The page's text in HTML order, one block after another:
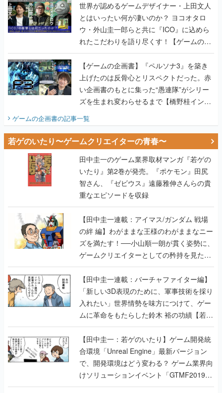
世界が認めるゲームデザイナー・上田文人
とはいったい何が凄いのか？ ヨコオタロ
ウ・外山圭一郎らと共に『ICO』に込めら
れたこだわりを語り尽くす！【ゲームの企
画書】
【ゲームの企画書】『ペルソナ3』を築き
上げたのは反骨心とリスペクトだった。赤
い企画書のもとに集った“愚連隊”がシリー
ズを生まれ変わらせるまで【橋野桂インタ
ビュー】
ゲームの企画書の記事一覧
若ゲのいたり〜ゲームクリエイターの青春〜
田中圭一のゲーム業界取材マンガ『若ゲの
いたり』第2巻が発売。『ポケモン』田尻
智さん、『ゼビウス』遠藤雅伸さんらの貴
重なエピソードを収録
【田中圭一連載：アイマス/ガンダム 戦場
の絆 編】わがままな王様のわがままなニー
ズを満たす！──小山順一朗が貫く姿勢に、
ゲームクリエイターとしての矜持を見た
【若ゲのいたり最終回】
【田中圭一連載：バーチャファイター編】
「新しい3D表現のために、軍事技術を採り
入れたい」世界情勢を味方につけて、ゲー
ムに革命をもたらした鈴木 裕の功績【若ゲ
のいたり】
【田中圭一：若ゲのいたり】ゲーム開発統
合環境「Unreal Engine」最新バージョン
で、開発環境はどう変わる？ ゲーム業界向
けソリューションイベント「GTMF2019」
に行って、より理解を深めよう【PR】